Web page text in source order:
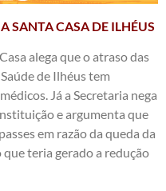
SANTA CASA DE ILHÉUS
alega que o atraso das
de Ilhéus tem
Já a Secretaria nega
e argumenta que
em razão da queda da
teria gerado a redução